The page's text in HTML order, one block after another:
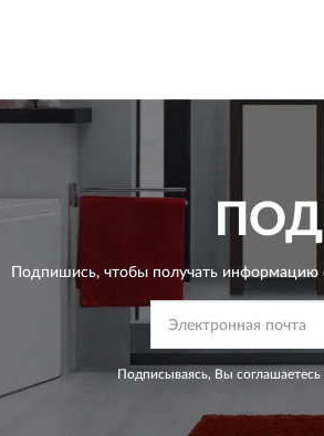
Подпишись, чтобы получать информацию
Подписываясь, Вы соглашаетесь